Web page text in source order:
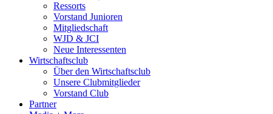
Ressorts
Vorstand Junioren
Mitgliedschaft
WJD & JCI
Neue Interessenten
Wirtschaftsclub
Über den Wirtschaftsclub
Unsere Clubmitglieder
Vorstand Club
Partner